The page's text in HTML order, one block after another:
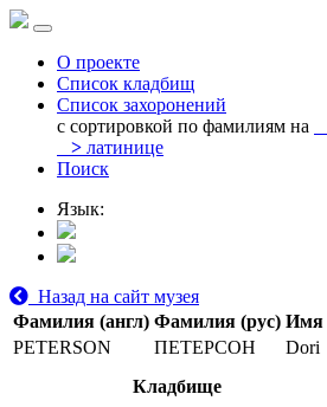
О проекте
Список кладбищ
Список захоронений
с сортировкой по фамилиям на
> латинице
Поиск
Язык:
Назад на сайт музея
Фамилия (англ) Фамилия (рус) Имя
PETERSON
ПЕТЕРСОН Dori
Кладбище